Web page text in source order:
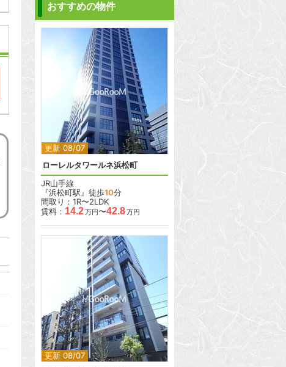
おすすめの物件
更新 08/07
2 2
ローレルタワールネ浜松町
JR山手線
『浜松町駅』徒歩10分
間取り：1R〜2LDK
賃料： 14.2万円〜42.8万円
更新 08/07
2